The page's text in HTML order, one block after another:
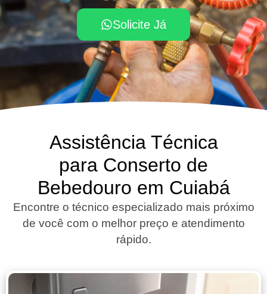
Solicite Já
Assistência Técnica
para Conserto de
Bebedouro em Cuiabá
Encontre o técnico especializado mais próximo
de você com o melhor preço e atendimento
rápido.